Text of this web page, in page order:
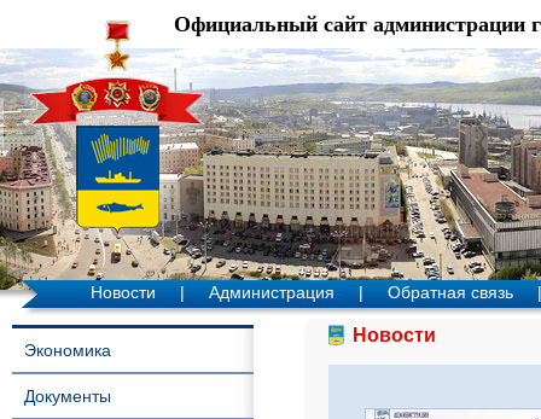
Официальный сайт администрации
Новости | Администрация | Обратная связь |
Экономика
Документы
Новости